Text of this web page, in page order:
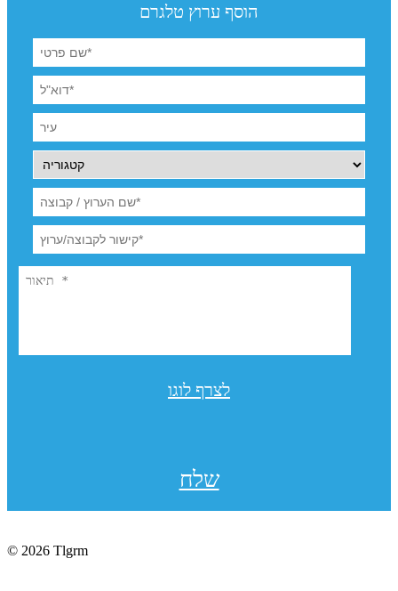
הוסף ערוץ טלגרם
לצרף לוגו
שלח
© 2026 Tlgrm